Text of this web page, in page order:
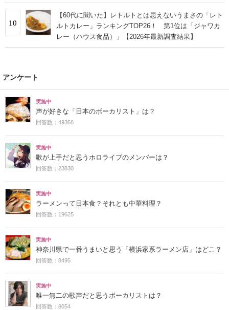
10
【60代に聞いた】レトルトとは思えないうまさの「レト
ルトカレー」ランキングTOP26！ 第1位は「ジャワカ
レー（ハウス食品）」【2026年最新調査結果】
アンケート
実施中
声が好きな「日本のボーカリスト」は？
回答数：49368
実施中
歌が上手だと思うホロライブのメンバーは？
回答数：23830
実施中
ラーメンって日本食？それとも中華料理？
回答数：19625
実施中
神奈川県で一番うまいと思う「横浜家系ラーメン店」はどこ？
回答数：8495
実施中
唯一無二の歌声だと思うボーカリストは？
回答数：8054